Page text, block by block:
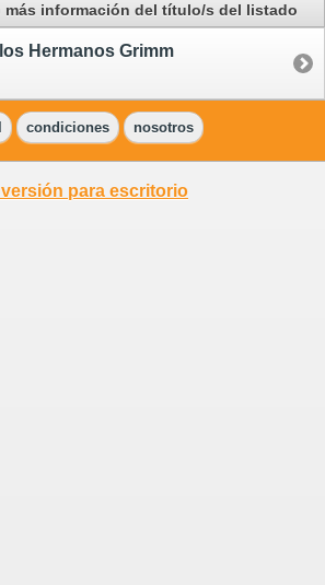
más información del título/s del listado
Hermanos Grimm
condiciones nosotros
versión para escritorio